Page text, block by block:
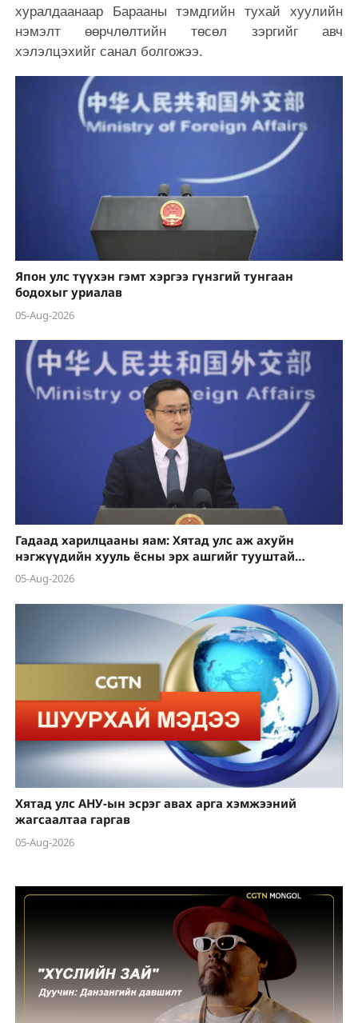
хуралдаанаар Барааны тэмдгийн тухай хуулийн
нэмэлт өөрчлөлтийн төсөл зэргийг авч
хэлэлцэхийг санал болгожээ.
Япон улс түүхэн гэмт хэргээ гүнзгий тунгаан
бодохыг уриалав
05-Aug-2026
Гадаад харилцааны яам: Хятад улс аж ахуйн
нэгжүүдийн хууль ёсны эрх ашгийг тууштай
хамгаална
05-Aug-2026
Хятад улс АНУ-ын эсрэг авах арга хэмжээний
жагсаалтаа гаргав
05-Aug-2026